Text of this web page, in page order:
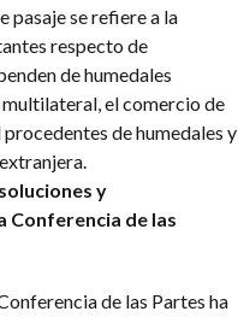
pasaje se refiere a la
respecto de
de humedales
el comercio de
de humedales y
y
Conferencia de las
de las Partes ha